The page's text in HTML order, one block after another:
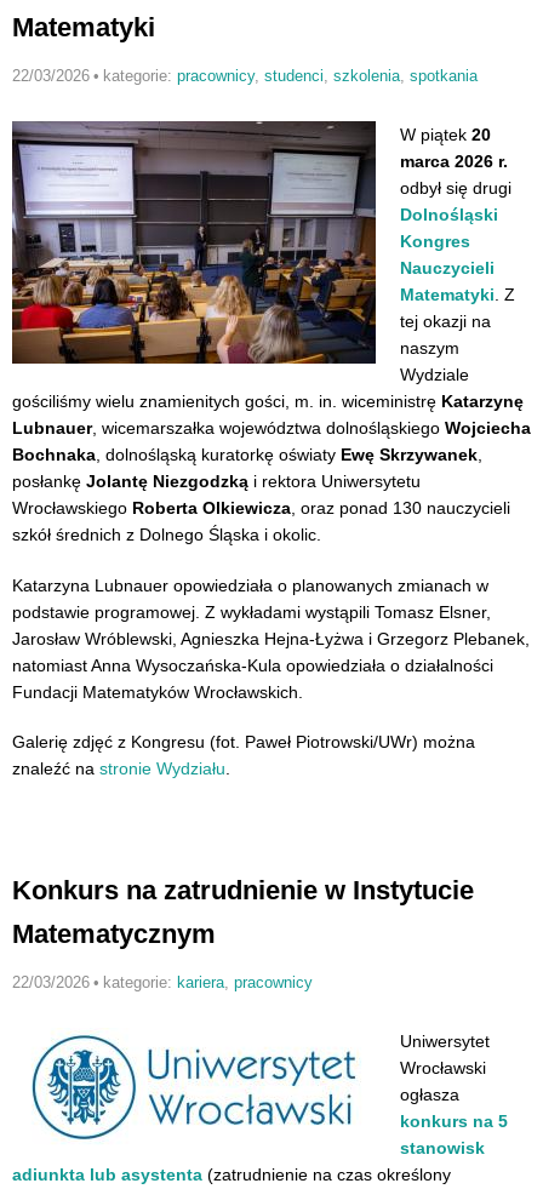
Matematyki
22/03/2026 • kategorie:pracownicy, studenci, szkolenia, spotkania
W piątek 20
marca 2026 r.
odbył się drugi
Dolnośląski
Kongres
Nauczycieli
Matematyki . Z
tej okazji na
naszym
Wydziale
gościliśmy wielu znamienitych gości, m. in. wiceministrę Katarzynę
Lubnauer, wicemarszałka województwa dolnośląskiego Wojciecha
Bochnaka , dolnośląską kuratorkę oświaty Ewę Skrzywanek
posłankę Jolantę Niezgodzką i rektora Uniwersytetu
Wrocławskiego Roberta Olkiewicza , oraz ponad 130 nauczycieli
szkół średnich z Dolnego Śląska i okolic.
Katarzyna Lubnauer opowiedziała o planowanych zmianach w
podstawie programowej. Z wykładami wystąpili Tomasz Elsner,
Jarosław Wróblewski, Agnieszka Hejna-Łyżwa i Grzegorz Plebanek,
natomiast Anna Wysoczańska-Kula opowiedziała o działalności
Fundacji Matematyków Wrocławskich.
Galerię zdjęć z Kongresu (fot. Paweł Piotrowski/UWr) można
znaleźć na stronie Wydziału
Konkurs na zatrudnienie w Instytucie
Matematycznym
22/03/2026 • kategorie: kariera pracownicy
Uniwersytet
Wrocławski
ogłasza
konkurs na 5
stanowisk
adiunkta lub asystenta (zatrudnienie na czas określony